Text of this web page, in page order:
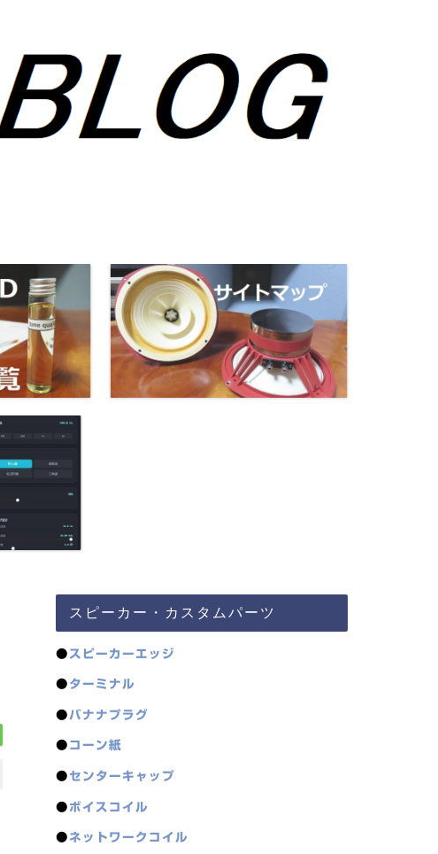
スピーカー・カスタムパーツ
● スピーカーエッジ
● ターミナル
● バナナプラグ
● コーン紙
● センターキャップ
● ボイスコイル
● ネットワークコイル